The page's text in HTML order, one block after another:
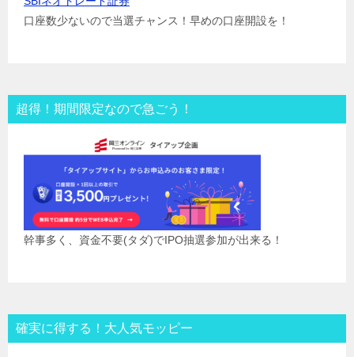
口座数少ないので当選チャンス！早めの口座開設を！
超得！期間限定なので急ごう！
幹事多く、資金不要(タダ)でIPO抽選参加が出来る！
確実に得する！大人気モッピー